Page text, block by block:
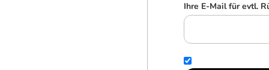
Ihre E-Mail für evtl.